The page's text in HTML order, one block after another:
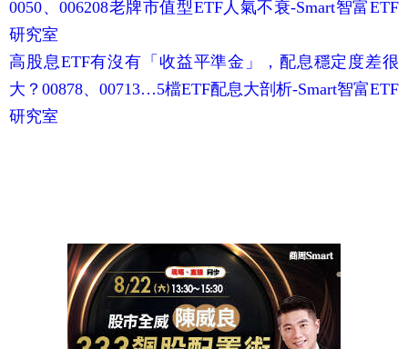
0050、006208老牌市值型ETF人氣不衰-Smart智富ETF
研究室
高股息ETF有沒有「收益平準金」，配息穩定度差很
大？00878、00713…5檔ETF配息大剖析-Smart智富ETF
研究室